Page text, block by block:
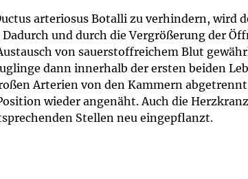
arteriosus Botalli zu verhindern, wird
und durch die Vergrößerung der
von sauerstoffreichem Blut
dann innerhalb der ersten beiden
Arterien von den Kammern
wieder angenäht. Auch die
Stellen neu eingepflanzt.